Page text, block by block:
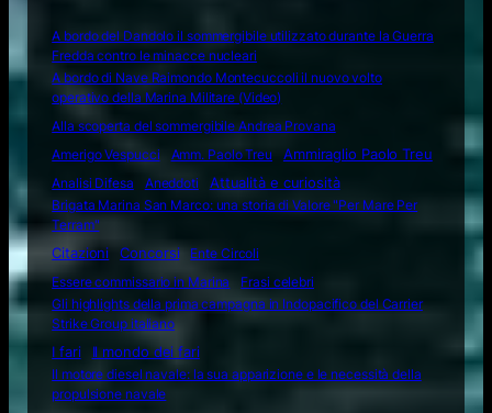
A bordo del Dandolo il sommergibile utilizzato durante la Guerra
Fredda contro le minacce nucleari
A bordo di Nave Raimondo Montecuccoli il nuovo volto
operativo della Marina Militare (Video)
Alla scoperta del sommergibile Andrea Provana
Amerigo Vespucci
Amm. Paolo Treu
Ammiraglio Paolo Treu
Analisi Difesa
Aneddoti Attualità e curiosità
Brigata Marina San Marco: una storia di Valore "Per Mare Per
Terram"
Citazioni
Concorsi
Ente Circoli
Essere commissario in Marina
Frasi celebri
Gli highlights della prima campagna in Indopacifico del Carrier
Strike Group italiano
I fari
Il mondo dei fari
Il motore diesel navale: la sua apparizione e le necessità della
propulsione navale